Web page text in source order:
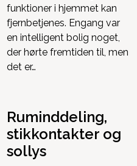
funktioner i hjemmet kan
fjernbetjenes. Engang var
en intelligent bolig noget,
der hørte fremtiden til, men
det er…
Ruminddeling,
stikkontakter og
sollys